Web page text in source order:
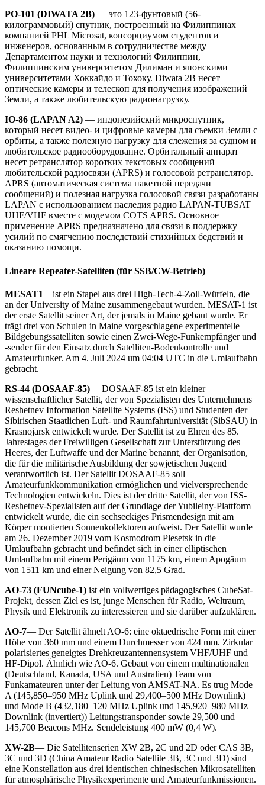
PO-101 (DIWATA 2B) — это 123-фунтовый (56-
килограммовый) спутник, построенный на Филиппинах
компанией PHL Microsat, консорциумом студентов и
инженеров, основанным в сотрудничестве между
Департаментом науки и технологий Филиппин,
Филиппинским университетом Дилиман и японскими
университетами Хоккайдо и Тохоку. Diwata 2B несет
оптические камеры и телескоп для получения изображений
Земли, а также любительскую радионагрузку.
IO-86 (LAPAN A2) — индонезийский микроспутник,
который несет видео- и цифровые камеры для съемки Земли с
орбиты, а также полезную нагрузку для слежения за судном и
любительское радиооборудование. Орбитальный аппарат
несет ретранслятор коротких текстовых сообщений
любительской радиосвязи (APRS) и голосовой ретранслятор.
APRS (автоматическая система пакетной передачи
сообщений) и полезная нагрузка голосовой связи разработаны
LAPAN с использованием наследия радио LAPAN-TUBSAT
UHF/VHF вместе с модемом COTS APRS. Основное
применение APRS предназначено для связи в поддержку
усилий по смягчению последствий стихийных бедствий и
оказанию помощи.
Lineare Repeater-Satelliten (für SSB/CW-Betrieb)
MESAT1 – ist ein Stapel aus drei High-Tech-4-Zoll-Würfeln, die
an der University of Maine zusammengebaut wurden. MESAT-1 ist
der erste Satellit seiner Art, der jemals in Maine gebaut wurde. Er
trägt drei von Schulen in Maine vorgeschlagene experimentelle
Bildgebungssatelliten sowie einen Zwei-Wege-Funkempfänger und
-sender für den Einsatz durch Satelliten-Bodenkontrolle und
Amateurfunker. Am 4. Juli 2024 um 04:04 UTC in die Umlaufbahn
gebracht.
RS-44 (DOSAAF-85)— DOSAAF-85 ist ein kleiner
wissenschaftlicher Satellit, der von Spezialisten des Unternehmens
Reshetnev Information Satellite Systems (ISS) und Studenten der
Sibirischen Staatlichen Luft- und Raumfahrtuniversität (SibSAU) in
Krasnojarsk entwickelt wurde. Der Satellit ist zu Ehren des 85.
Jahrestages der Freiwilligen Gesellschaft zur Unterstützung des
Heeres, der Luftwaffe und der Marine benannt, der Organisation,
die für die militärische Ausbildung der sowjetischen Jugend
verantwortlich ist. Der Satellit DOSAAF-85 soll
Amateurfunkkommunikation ermöglichen und vielversprechende
Technologien entwickeln. Dies ist der dritte Satellit, der von ISS-
Reshetnev-Spezialisten auf der Grundlage der Yubileiny-Plattform
entwickelt wurde, die ein sechseckiges Prismendesign mit am
Körper montierten Sonnenkollektoren aufweist. Der Satellit wurde
am 26. Dezember 2019 vom Kosmodrom Plesetsk in die
Umlaufbahn gebracht und befindet sich in einer elliptischen
Umlaufbahn mit einem Perigäum von 1175 km, einem Apogäum
von 1511 km und einer Neigung von 82,5 Grad.
AO-73 (FUNcube-1) ist ein vollwertiges pädagogisches CubeSat-
Projekt, dessen Ziel es ist, junge Menschen für Radio, Weltraum,
Physik und Elektronik zu interessieren und sie darüber aufzuklären.
AO-7— Der Satellit ähnelt AO-6: eine oktaedrische Form mit einer
Höhe von 360 mm und einem Durchmesser von 424 mm. Zirkular
polarisiertes geneigtes Drehkreuzantennensystem VHF/UHF und
HF-Dipol. Ähnlich wie AO-6. Gebaut von einem multinationalen
(Deutschland, Kanada, USA und Australien) Team von
Funkamateuren unter der Leitung von AMSAT-NA. Es trug Mode
A (145,850–950 MHz Uplink und 29,400–500 MHz Downlink)
und Mode B (432,180–120 MHz Uplink und 145,920–980 MHz
Downlink (invertiert)) Leitungstransponder sowie 29,500 und
145,700 Beacons MHz. Sendeleistung 400 mW (0,4 W).
XW-2B— Die Satellitenserien XW 2B, 2C und 2D oder CAS 3B,
3C und 3D (China Amateur Radio Satellite 3B, 3C und 3D) sind
eine Konstellation aus drei identischen chinesischen Mikrosatelliten
für atmosphärische Physikexperimente und Amateurfunkmissionen.